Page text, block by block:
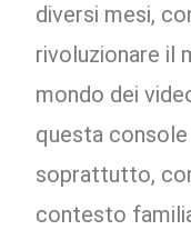
diversi mesi,
rivoluzionare il
mondo dei
questa
soprattutto,
contesto